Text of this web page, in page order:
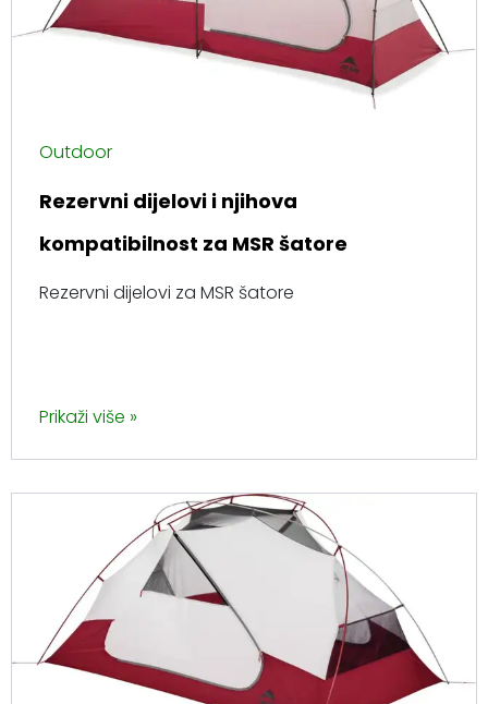
Outdoor
Rezervni dijelovi i njihova
kompatibilnost za MSR šatore
Rezervni dijelovi za MSR šatore
Prikaži više »